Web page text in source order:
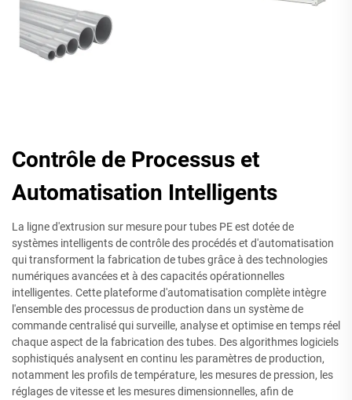
Contrôle de Processus et
Automatisation Intelligents
La ligne d'extrusion sur mesure pour tubes PE est dotée de
systèmes intelligents de contrôle des procédés et d'automatisation
qui transforment la fabrication de tubes grâce à des technologies
numériques avancées et à des capacités opérationnelles
intelligentes. Cette plateforme d'automatisation complète intègre
l'ensemble des processus de production dans un système de
commande centralisé qui surveille, analyse et optimise en temps réel
chaque aspect de la fabrication des tubes. Des algorithmes logiciels
sophistiqués analysent en continu les paramètres de production,
notamment les profils de température, les mesures de pression, les
réglages de vitesse et les mesures dimensionnelles, afin de